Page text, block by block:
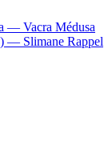
— Vacra Médusa
— Slimane Rappel